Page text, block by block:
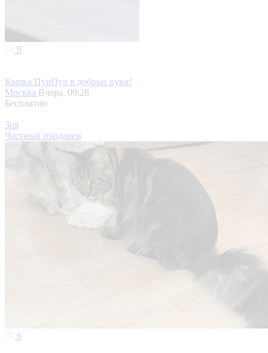
9
Кошка ПурПур в добрые руки!
Москва Вчера, 09:28
Бесплатно
Зоя
Частный продавец
6